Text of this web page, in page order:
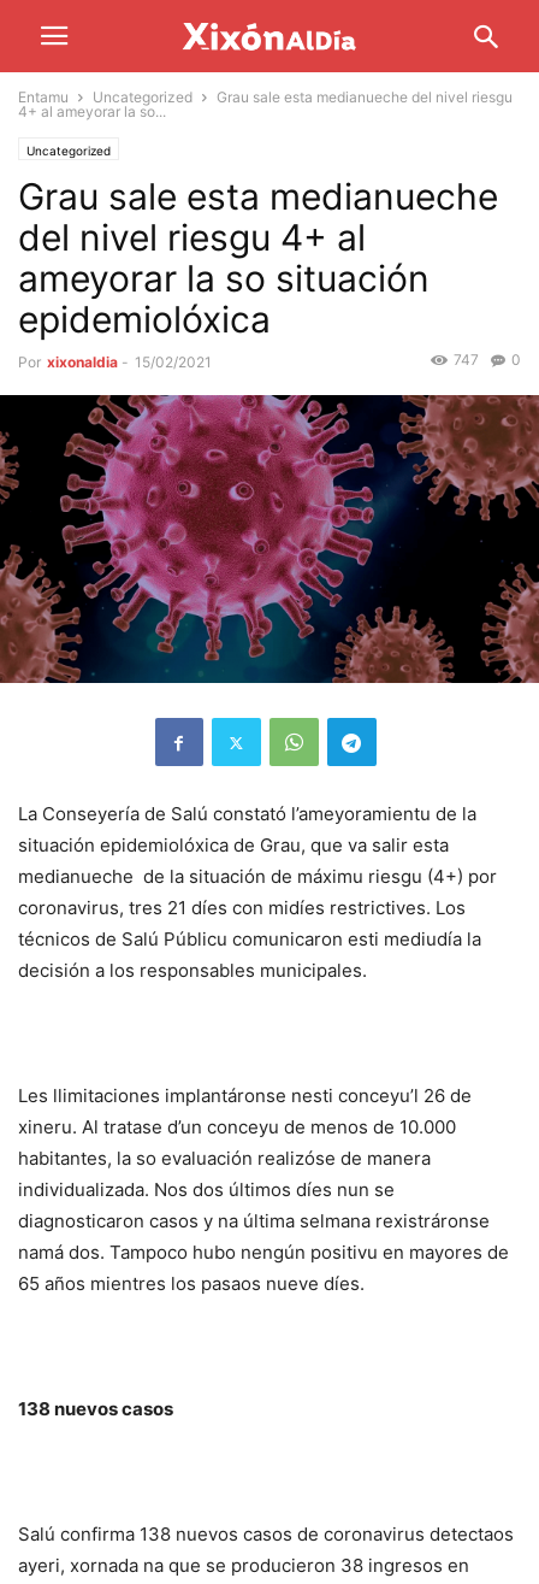
Entamu Uncategorized
Grau sale esta medianueche del nivel riesgu
4+ al ameyorar la so...
Uncategorized
Grau sale esta medianueche
del nivel riesgu 4+ al
ameyorar la so situación
epidemiolóxica
Por xixonaldia - 15/02/2021 0
747
La Conseyería de Salú constató l’ameyoramientu de la
situación epidemiolóxica de Grau, que va salir esta
medianueche de la situación de máximu riesgu (4+) por
coronavirus, tres 21 díes con midíes restrictives. Los
técnicos de Salú Públicu comunicaron esti mediudía la
decisión a los responsables municipales.
Les llimitaciones implantáronse nesti conceyu’l 26 de
xineru. Al tratase d’un conceyu de menos de 10.000
habitantes, la so evaluación realizóse de manera
individualizada. Nos dos últimos díes nun se
diagnosticaron casos y na última selmana rexistráronse
namá dos. Tampoco hubo nengún positivu en mayores de
65 años mientres los pasaos nueve díes.
138 nuevos casos
Salú confirma 138 nuevos casos de coronavirus detectaos
ayeri, xornada na que se producieron 38 ingresos en